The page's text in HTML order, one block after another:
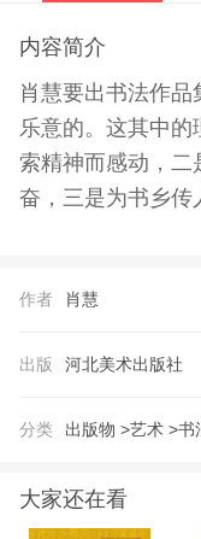
内容简介
肖慧要出书法作
乐意的。这其中的
索精神而感动，
奋，三是为书乡传
作者 肖慧
出版 河北美术出版社
分类 出版物 >艺术 >书
大家还在看